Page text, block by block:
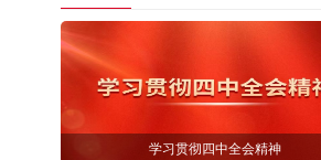
学习贯彻四中全会精神